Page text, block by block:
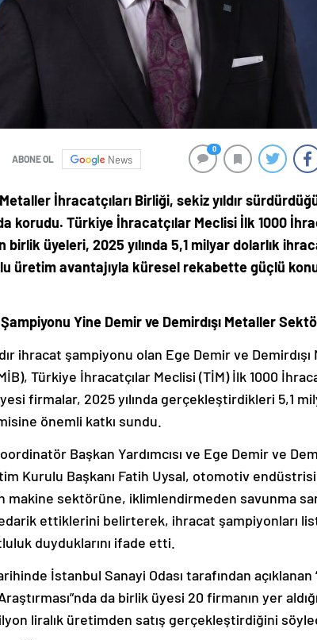
ABONE OL News
0
İhracatçıları Birliği, sekiz yıldır
korudu. Türkiye İhracatçılar Meclisi İlk 1000
üyeleri, 2025 yılında 5,1 milyar dolarlık
üretim avantajıyla küresel rekabette güçlü
Yine Demir ve Demirdışı Metaller
ihracat şampiyonu olan Ege Demir ve
Türkiye İhracatçılar Meclisi (TİM) İlk 1000
firmalar, 2025 yılında gerçekleştirdikleri 5,1
önemli katkı sundu.
Başkan Yardımcısı ve Ege Demir ve
Kurulu Başkanı Fatih Uysal, otomotiv
sektörüne, iklimlendirmeden savunma
ettiklerini belirterek, ihracat şampiyonları
duyduklarını ifade etti.
İstanbul Sanayi Odası tarafından açıklanan
da birlik üyesi 20 firmanın yer
liralık üretimden satış gerçekleştirdiğini